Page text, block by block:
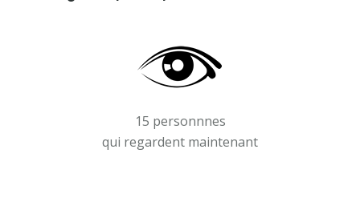
15 personnnes
qui regardent maintenant